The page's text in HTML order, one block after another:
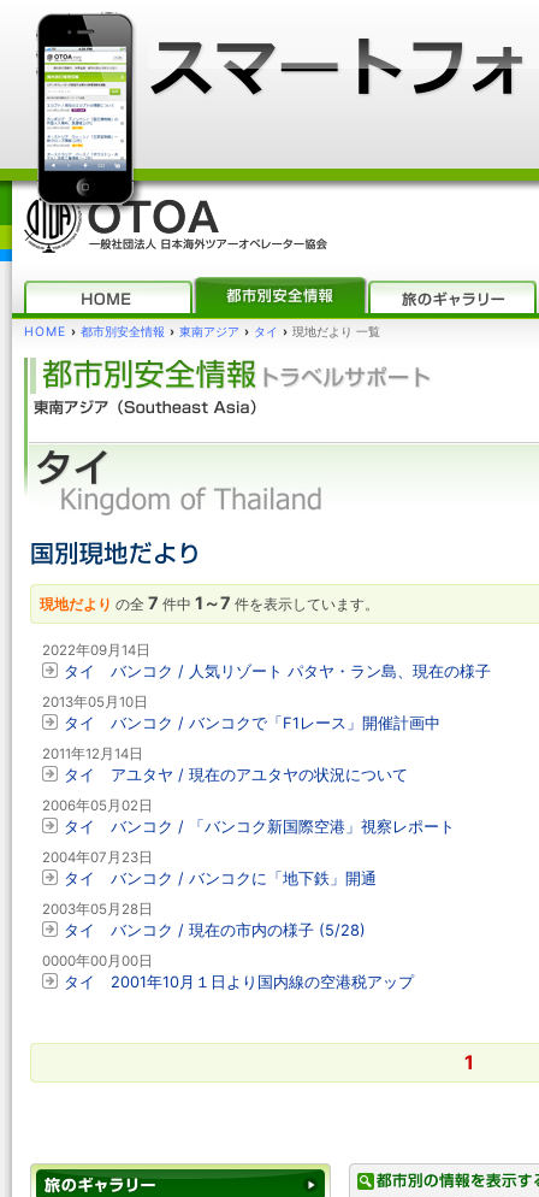
HOME › 都市別安全情報 › 東南アジア › タイ › 現地だより 一覧
現地だより の全 7 件中 1～7 件を表示しています。
2022年09月14日
タイ バンコク / 人気リゾート パタヤ・ラン島、現在の様子
2013年05月10日
タイ バンコク / バンコクで「F1レース」開催計画中
2011年12月14日
タイ アユタヤ / 現在のアユタヤの状況について
2006年05月02日
タイ バンコク / 「バンコク新国際空港」視察レポート
2004年07月23日
タイ バンコク / バンコクに「地下鉄」開通
2003年05月28日
タイ バンコク / 現在の市内の様子 (5/28)
0000年00月00日
タイ 2001年10月１日より国内線の空港税アップ
1